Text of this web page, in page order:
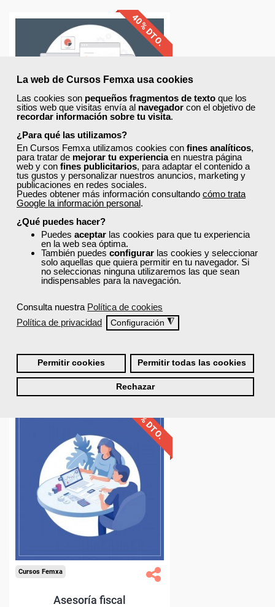
La web de Cursos Femxa usa cookies
Las cookies son pequeños fragmentos de texto que los
sitios web que visitas envía al navegador con el objetivo de
recordar información sobre tu visita.
¿Para qué las utilizamos?
En Cursos Femxa utilizamos cookies con fines analíticos,
para tratar de mejorar tu experienciaen nuestra página
web y con fines publicitarios, para adaptar el contenido a
tus gustos y personalizar nuestros anuncios, marketing y
publicaciones en redes sociales.
Puedes obtener más información consultando cómo trata
Google la información personal.
¿Qué puedes hacer?
Puedes aceptar las cookies para que tu experiencia
en la web sea óptima.
También puedes configurar las cookies y seleccionar
solo aquellas que quiera permitir en tu navegador. Si
no seleccionas ninguna utilizaremos las que sean
indispensables para la navegación.
Consulta nuestra Política de cookies
Política de privacidad
Configuración ◮
Permitir cookies Permitir todas las cookies
Rechazar
Descuentos especiales
Doble titulación.
Compra segura
40% DTO.
Cursos Femxa
Contabilidad financiera
450,00 €
Comprar
0
Descuentos especiales
Sin requisitos de acceso
Doble titulación.
Compra segura
40% DTO.
Cursos Femxa
Asesoría fiscal